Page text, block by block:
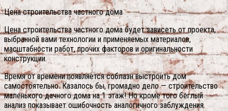
Цена строительства частного дома
Цена строительства частного дома будет зависеть от проекта,
выбранной вами технологии и применяемых материалов,
масштабности работ, прочих факторов и оригинальности
конструкции.
Время от времени появляется соблазн выстроить дом
самостоятельно. Казалось бы, громадно дело — строительство
маленького дачного дома на 1 этаж! Но кроме того беглый
анализ показывает ошибочность аналогичного заблуждения.